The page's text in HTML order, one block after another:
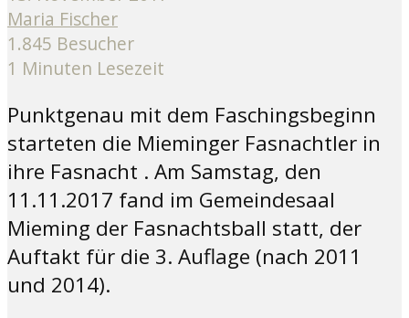
Maria Fischer
1.845 Besucher
1 Minuten Lesezeit
Punktgenau mit dem Faschingsbeginn
starteten die Mieminger Fasnachtler in
ihre Fasnacht . Am Samstag, den
11.11.2017 fand im Gemeindesaal
Mieming der Fasnachtsball statt, der
Auftakt für die 3. Auflage (nach 2011
und 2014).